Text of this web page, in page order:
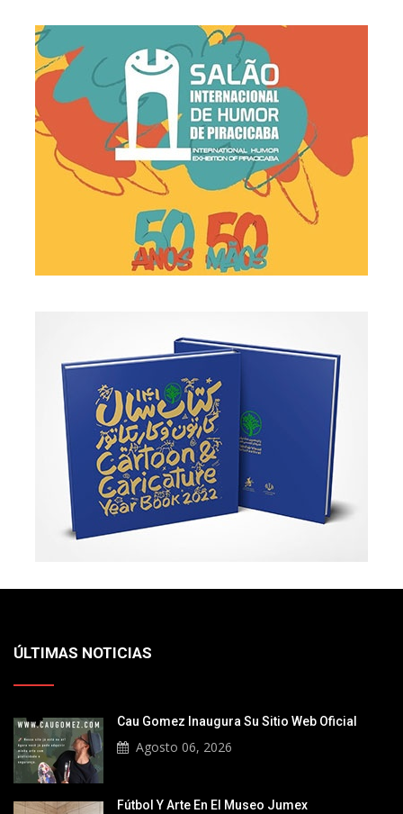
ÚLTIMAS NOTICIAS
Cau Gomez Inaugura Su Sitio Web Oficial
Agosto 06, 2026
Fútbol Y Arte En El Museo Jumex